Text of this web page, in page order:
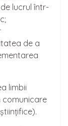
lucrul într-
de a
limbii
comunicare